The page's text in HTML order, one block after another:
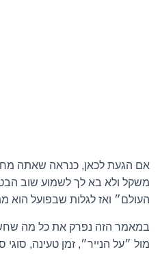
אם הגעת לכאן, כנראה שאתה
משקל ולא בא לך לשמוע שוב
העולם״ ואז לגלות שבפועל הוא
במאמר הזה נפרק את כל מה
מול ״על הנייר״, זמן טעינה, סוגי